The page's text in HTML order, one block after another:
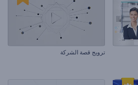
ترويج قصة الشركة